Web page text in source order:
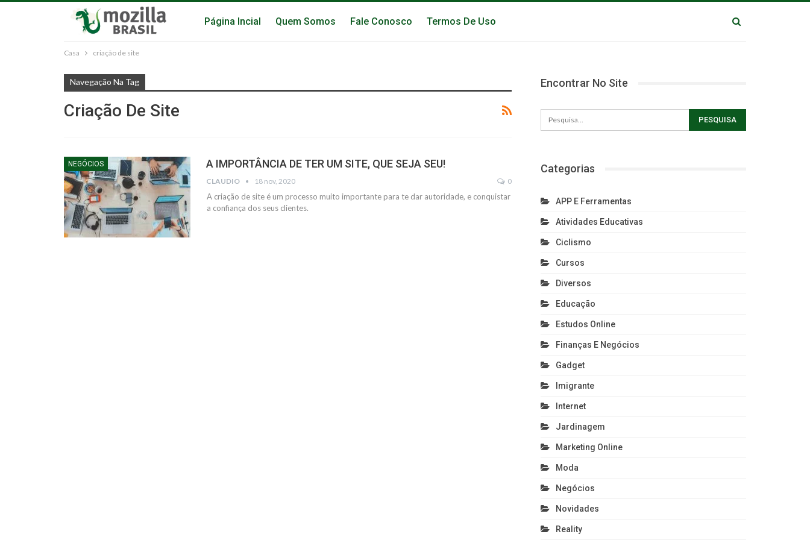
Página Incial Quem Somos Fale Conosco Termos De Uso
Casa criação de site
Navegação Na Tag
Criação De Site
NEGÓCIOS A IMPORTÂNCIA DE TER UM SITE, QUE SEJA SEU!
CLAUDIO 18 nov, 2020 0
A criação de site é um processo muito importante para te dar autoridade, e conquistar
a confiança dos seus clientes.
Encontrar No Site
Categorias
APP E Ferramentas
Atividades Educativas
Ciclismo
Cursos
Diversos
Educação
Estudos Online
Finanças E Negócios
Gadget
Imigrante
Internet
Jardinagem
Marketing Online
Moda
Negócios
Novidades
Reality